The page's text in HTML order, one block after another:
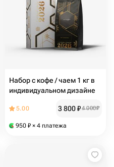
Набор с кофе / чаем 1 кг в
индивидуальном дизайне
5.00 3 800₽4 000₽
950 ₽ × 4 платежа